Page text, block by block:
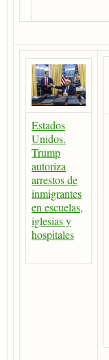
Estados
Unidos.
Trump
autoriza
arrestos de
inmigrantes
en escuelas,
iglesias y
hospitales